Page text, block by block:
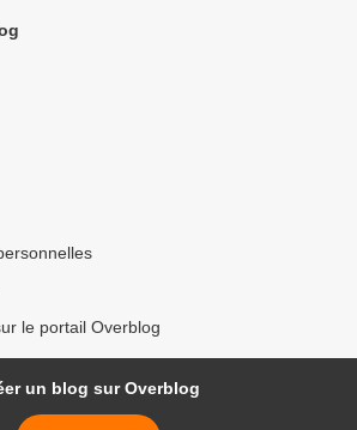
le portail Overblog
un blog sur Overblog